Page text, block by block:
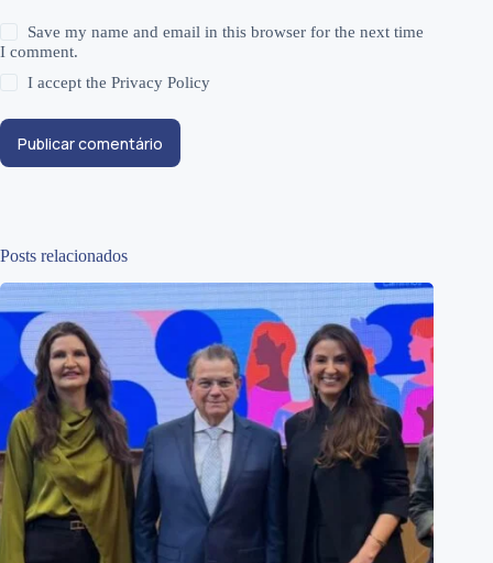
Save my name and email in this browser for the next time
I comment.
I accept thePrivacy Policy
Publicar comentário
Posts relacionados